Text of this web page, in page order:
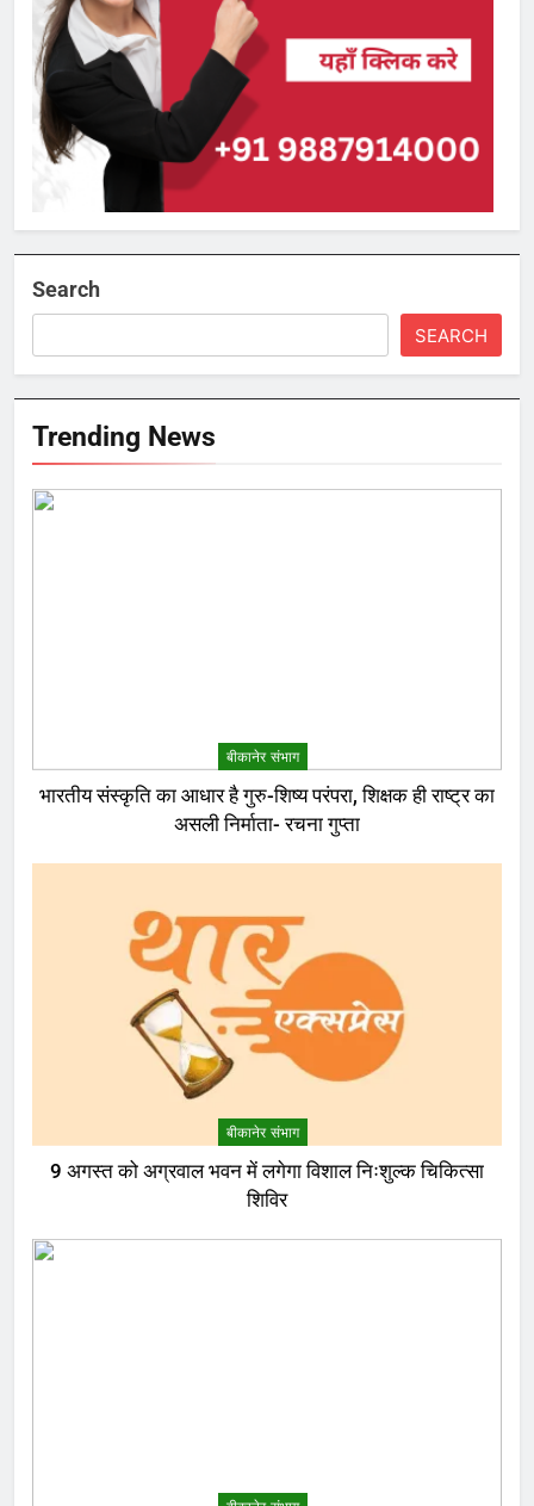
Search
SEARCH
Trending News
बीकानेर संभाग
भारतीय संस्कृति का आधार है गुरु-शिष्य परंपरा, शिक्षक ही राष्ट्र का
असली निर्माता- रचना गुप्ता
बीकानेर संभाग
9 अगस्त को अग्रवाल भवन में लगेगा विशाल निःशुल्क चिकित्सा
शिविर